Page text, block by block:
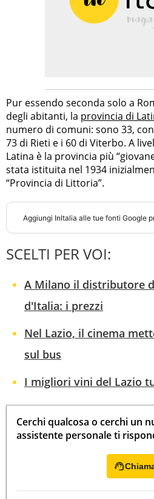
Pur essendo seconda solo a
degli abitanti, la provincia di
numero di comuni: sono 33,
73 di Rieti e i 60 di Viterbo. A
Latina è la provincia più
stata istituita nel 1934
“Provincia di Littoria”.
Aggiungi InItalia alle tue fonti Google
SCELTI PER VOI:
A Milano il distributore
d'Italia: i prezzi
Nel Lazio, il cinema
sul bus
I migliori vini del Lazio
Cerchi qualcosa o cerchi un
assistente personale ti